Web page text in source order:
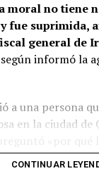
moral no tiene
fue suprimida,
general de
informó la
a una persona
en la ciudad de
la agencia
CONTINUAR